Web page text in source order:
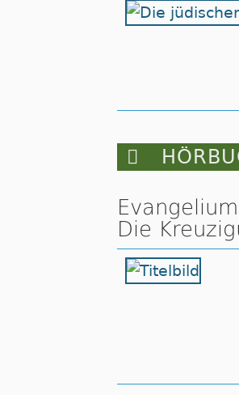

Die